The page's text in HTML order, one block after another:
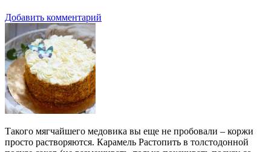
Добавить комментарий
Такого мягчайшего медовика вы еще не пробовали – коржи
просто растворяются. Карамель Растопить в толстодонной